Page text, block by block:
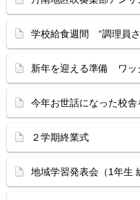
学校給食週間 “調理員
新年を迎える準備 ワッ
今年お世話になった校舎
２学期終業式
地域学習発表会（1年生